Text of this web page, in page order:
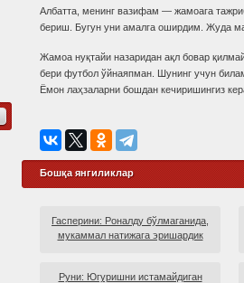
Албатта, менинг вазифам — жамоага
бериш. Бугун уни амалга оширдим. Жуда
Жамоа нуқтайи назаридан ақл бовар
бери футбол ўйнаяпман. Шунинг учун
Ёмон лаҳзаларни бошдан кечиришингиз
Бошқа янгиликлар
Гасперини: Роналду бўлмаганида,
мукаммал натижага эришардик
Руни: Югуришни истамайдиган